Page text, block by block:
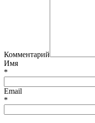
Комментарий
Имя
*
Email
*